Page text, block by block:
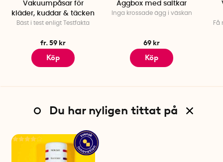
Vakuumpåsar för
kläder, kuddar & täcken
Bäst i test enligt Testfakta
fr. 59 kr
Köp
Äggbox med saltkar
Inga krossade ägg i väskan
69 kr
Köp
Få
Du har nyligen tittat på